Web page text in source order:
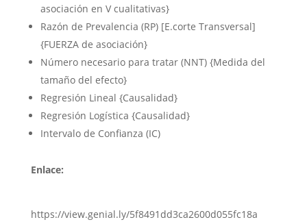
asociación en V cualitativas}
Razón de Prevalencia (RP) [E.corte Transversal]
{FUERZA de asociación}
Número necesario para tratar (NNT) {Medida del
tamaño del efecto}
Regresión Lineal {Causalidad}
Regresión Logística {Causalidad}
Intervalo de Confianza (IC)
Enlace:
https://view.genial.ly/5f8491dd3ca2600d055fc18a